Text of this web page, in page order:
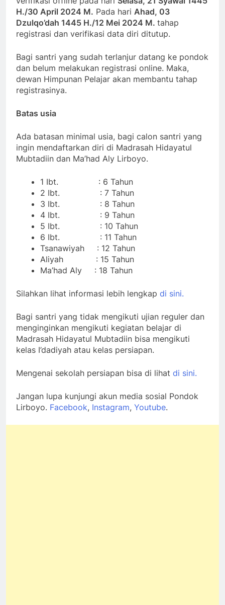
H./30 April 2024 M. Pada hari Ahad, 03
Dzulqo’dah 1445 H./12 Mei 2024 M. tahap
registrasi dan verifikasi data diri ditutup.
Bagi santri yang sudah terlanjur datang ke pondok
dan belum melakukan registrasi online. Maka,
dewan Himpunan Pelajar akan membantu tahap
registrasinya.
Batas usia
Ada batasan minimal usia, bagi calon santri yang
ingin mendaftarkan diri di Madrasah Hidayatul
Mubtadiin dan Ma’had Aly Lirboyo.
1 Ibt. : 6 Tahun
2 Ibt. : 7 Tahun
3 Ibt. : 8 Tahun
4 Ibt. : 9 Tahun
5 Ibt. : 10 Tahun
6 Ibt. : 11 Tahun
Tsanawiyah : 12 Tahun
Aliyah : 15 Tahun
Ma’had Aly : 18 Tahun
Silahkan lihat informasi lebih lengkap di sini.
Bagi santri yang tidak mengikuti ujian reguler dan
menginginkan mengikuti kegiatan belajar di
Madrasah Hidayatul Mubtadiin bisa mengikuti
kelas I’dadiyah atau kelas persiapan.
Mengenai sekolah persiapan bisa di lihat di sini.
Jangan lupa kunjungi akun media sosial Pondok
Lirboyo. Facebook, Instagram, Youtube.